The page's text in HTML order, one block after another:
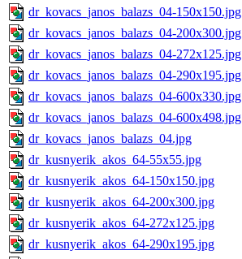
dr_kovacs_janos_balazs_04-150x150.jpg
dr_kovacs_janos_balazs_04-200x300.jpg
dr_kovacs_janos_balazs_04-272x125.jpg
dr_kovacs_janos_balazs_04-290x195.jpg
dr_kovacs_janos_balazs_04-600x330.jpg
dr_kovacs_janos_balazs_04-600x498.jpg
dr_kovacs_janos_balazs_04.jpg
dr_kusnyerik_akos_64-55x55.jpg
dr_kusnyerik_akos_64-150x150.jpg
dr_kusnyerik_akos_64-200x300.jpg
dr_kusnyerik_akos_64-272x125.jpg
dr_kusnyerik_akos_64-290x195.jpg